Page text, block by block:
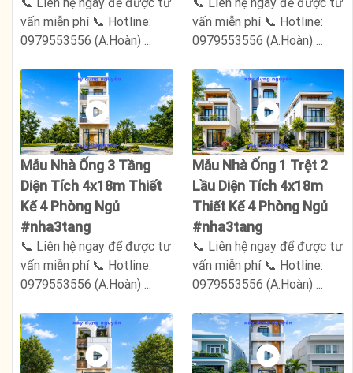
vấn miễn phí 📞 Hotline:
0979553556 (A.Hoàn) ...
vấn miễn phí 📞 Hotline:
0979553556 (A.Hoàn) ...
Mẫu Nhà Ống 3 Tầng
Diện Tích 4x18m Thiết
Kế 4 Phòng Ngủ
#nha3tang
📞 Liên hệ ngay để được tư
vấn miễn phí 📞 Hotline:
0979553556 (A.Hoàn) ...
Mẫu Nhà Ống 1 Trệt 2
Lầu Diện Tích 4x18m
Thiết Kế 4 Phòng Ngủ
#nha3tang
📞 Liên hệ ngay để được tư
vấn miễn phí 📞 Hotline:
0979553556 (A.Hoàn) ...